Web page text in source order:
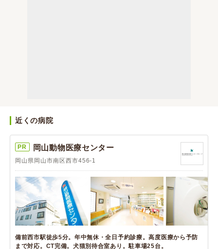
近くの病院
PR 岡山動物医療センター
岡山県岡山市南区西市456-1
備前西市駅徒歩5分。年中無休・全日予約診療。高度医療から予防
まで対応。CT完備。犬猫別待合室あり。駐車場25台。